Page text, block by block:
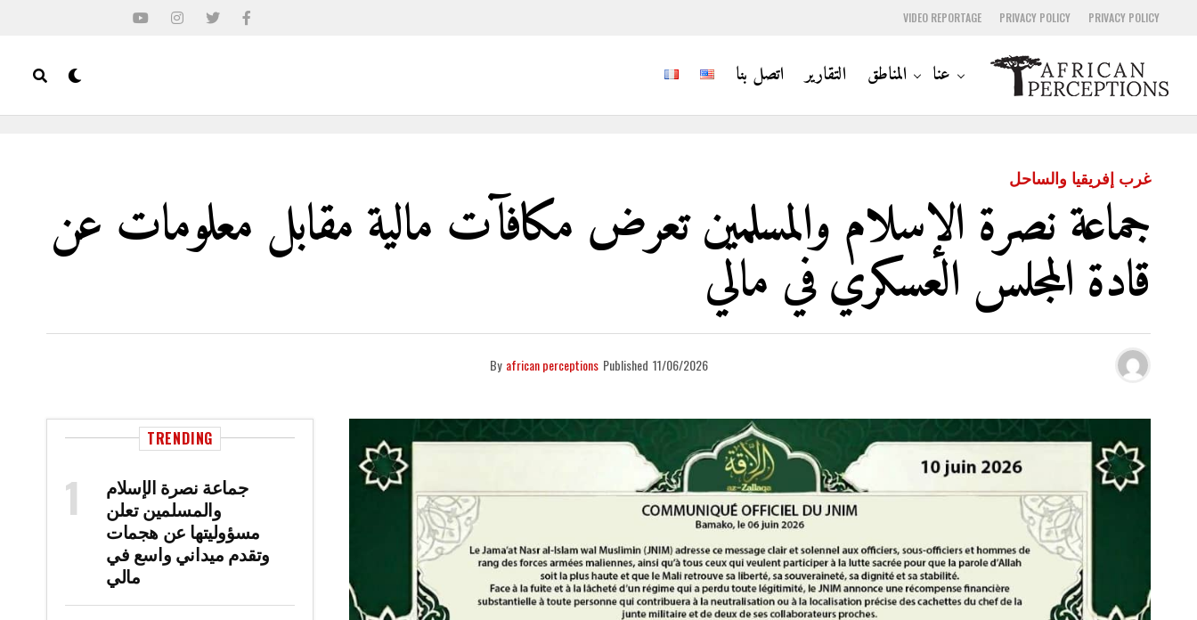
PRIVACY POLICY
PRIVACY POLICY
VIDEO REPORTAGE
عنا المناطق التقارير اتصل بنا
غرب إفريقيا والساحل
جماعة نصرة الإسلام والمسلمين تعرض مكافآت مالية مقابل معلومات عن
قادة المجلس العسكري في مالي
By african perceptions Published 11/06/2026
TRENDING
جماعة نصرة الإسلام
والمسلمين تعلن
مسؤوليتها عن هجمات
وتقدم ميداني واسع في
مالي